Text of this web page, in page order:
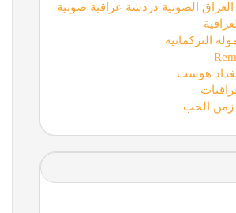
الصوتية دردشة عراقية صوتية
التركمانيه
هوست
زمن الحب